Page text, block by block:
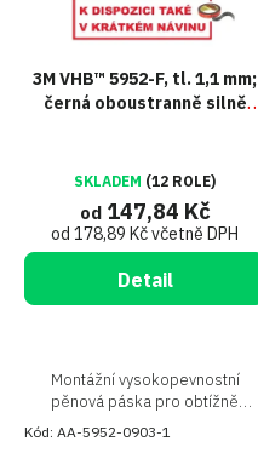
3M VHB™ 5952-F, tl. 1,1 mm;
černá oboustranně silně
SKLADEM (12 ROLE)
od 178,89 Kč včetně DPH
od147,84 Kč
Detail
Montážní vysokopevnostní
pěnová páska pro obtížně
lepitelné plasty
Kód: AA-5952-0903-1